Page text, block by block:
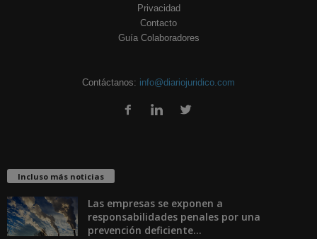
Privacidad
Contacto
Guía Colaboradores
Contáctanos: info@diariojuridico.com
Incluso más noticias
Las empresas se exponen a
responsabilidades penales por una
prevención deficiente...